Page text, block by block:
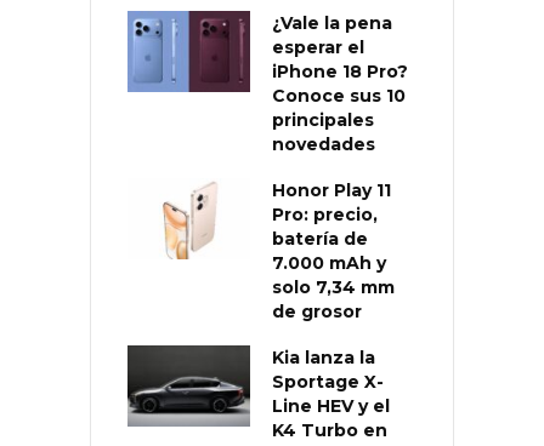
¿Vale la pena
esperar el
iPhone 18 Pro?
Conoce sus 10
principales
novedades
Honor Play 11
Pro: precio,
batería de
7.000 mAh y
solo 7,34 mm
de grosor
Kia lanza la
Sportage X-
Line HEV y el
K4 Turbo en